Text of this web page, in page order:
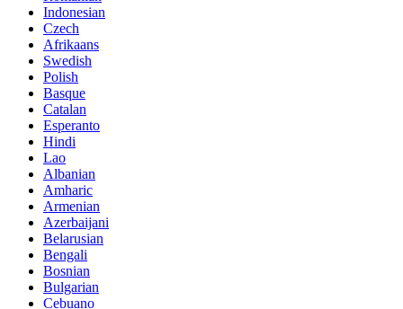
Indonesian
Czech
Afrikaans
Swedish
Polish
Basque
Catalan
Esperanto
Hindi
Lao
Albanian
Amharic
Armenian
Azerbaijani
Belarusian
Bengali
Bosnian
Bulgarian
Cebuano